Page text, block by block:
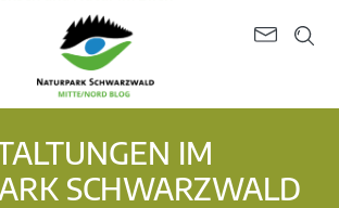
IM
SCHWARZWALD